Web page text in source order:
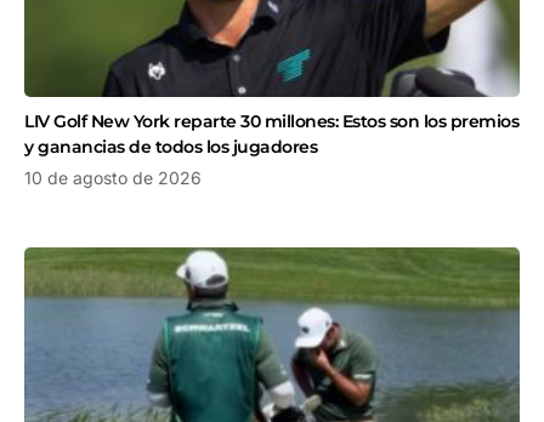
LIV Golf New York reparte 30 millones: Estos son los premios
y ganancias de todos los jugadores
10 de agosto de 2026